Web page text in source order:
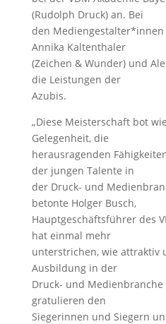
(Rudolph Druck) an. Bei
den
Annika Kaltenthaler
(Zeichen & Wunder) und
die Leistungen der
Azubis.
„Diese Meisterschaft bot
Gelegenheit, die
herausragenden
der jungen Talente in
der Druck- und
betonte Holger Busch,
Hauptgeschäftsführer des
hat einmal mehr
unterstrichen, wie attraktiv
Ausbildung in der
Druck- und
gratulieren den
Siegerinnen und Siegern